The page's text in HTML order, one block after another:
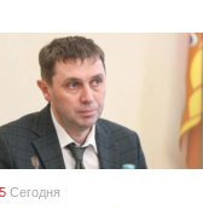
Сегодня